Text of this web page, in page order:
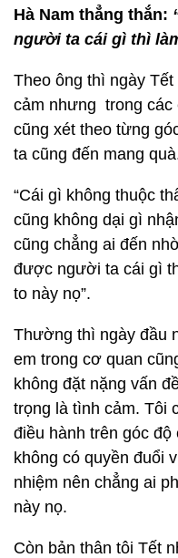
Hà Nam thẳng thắn:
người ta cái gì thì
Theo ông thì ngày
cảm nhưng trong
cũng xét theo từng
ta cũng đến mang
“Cái gì không thuộc
cũng không dại gì
cũng chẳng ai đến
được người ta cái gì
to này nọ”.
Thường thì ngày đầu
em trong cơ quan
không đặt nặng vấn
trọng là tình cảm. Tôi
điều hành trên góc độ
không có quyền đuổi
nhiệm nên chẳng ai
này nọ.
Còn bản thân tôi Tết